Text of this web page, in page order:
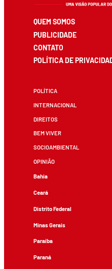
QUEM SOMOS
PUBLICIDADE
CONTATO
POLÍTICA DE
POLÍTICA
INTERNACIONAL
DIREITOS
BEM VIVER
SOCIOAMBIENTAL
OPINIÃO
Bahia
Ceará
Distrito Federal
Minas Gerais
Paraíba
Paraná